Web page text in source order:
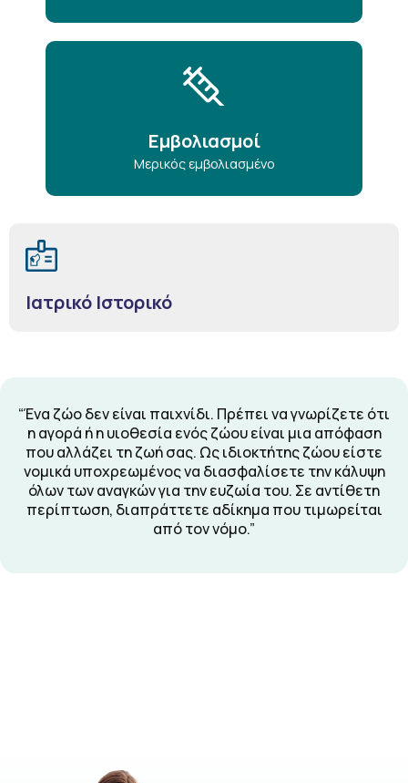
Εμβολιασμοί
Μερικός εμβολιασμένο
Ιατρικό Ιστορικό
“Ένα ζώο δεν είναι παιχνίδι. Πρέπει να γνωρίζετε ότι
η αγορά ή η υιοθεσία ενός ζώου είναι μια απόφαση
που αλλάζει τη ζωή σας. Ως ιδιοκτήτης ζώου είστε
νομικά υποχρεωμένος να διασφαλίσετε την κάλυψη
όλων των αναγκών για την ευζωία του. Σε αντίθετη
περίπτωση, διαπράττετε αδίκημα που τιμωρείται
από τον νόμο.”